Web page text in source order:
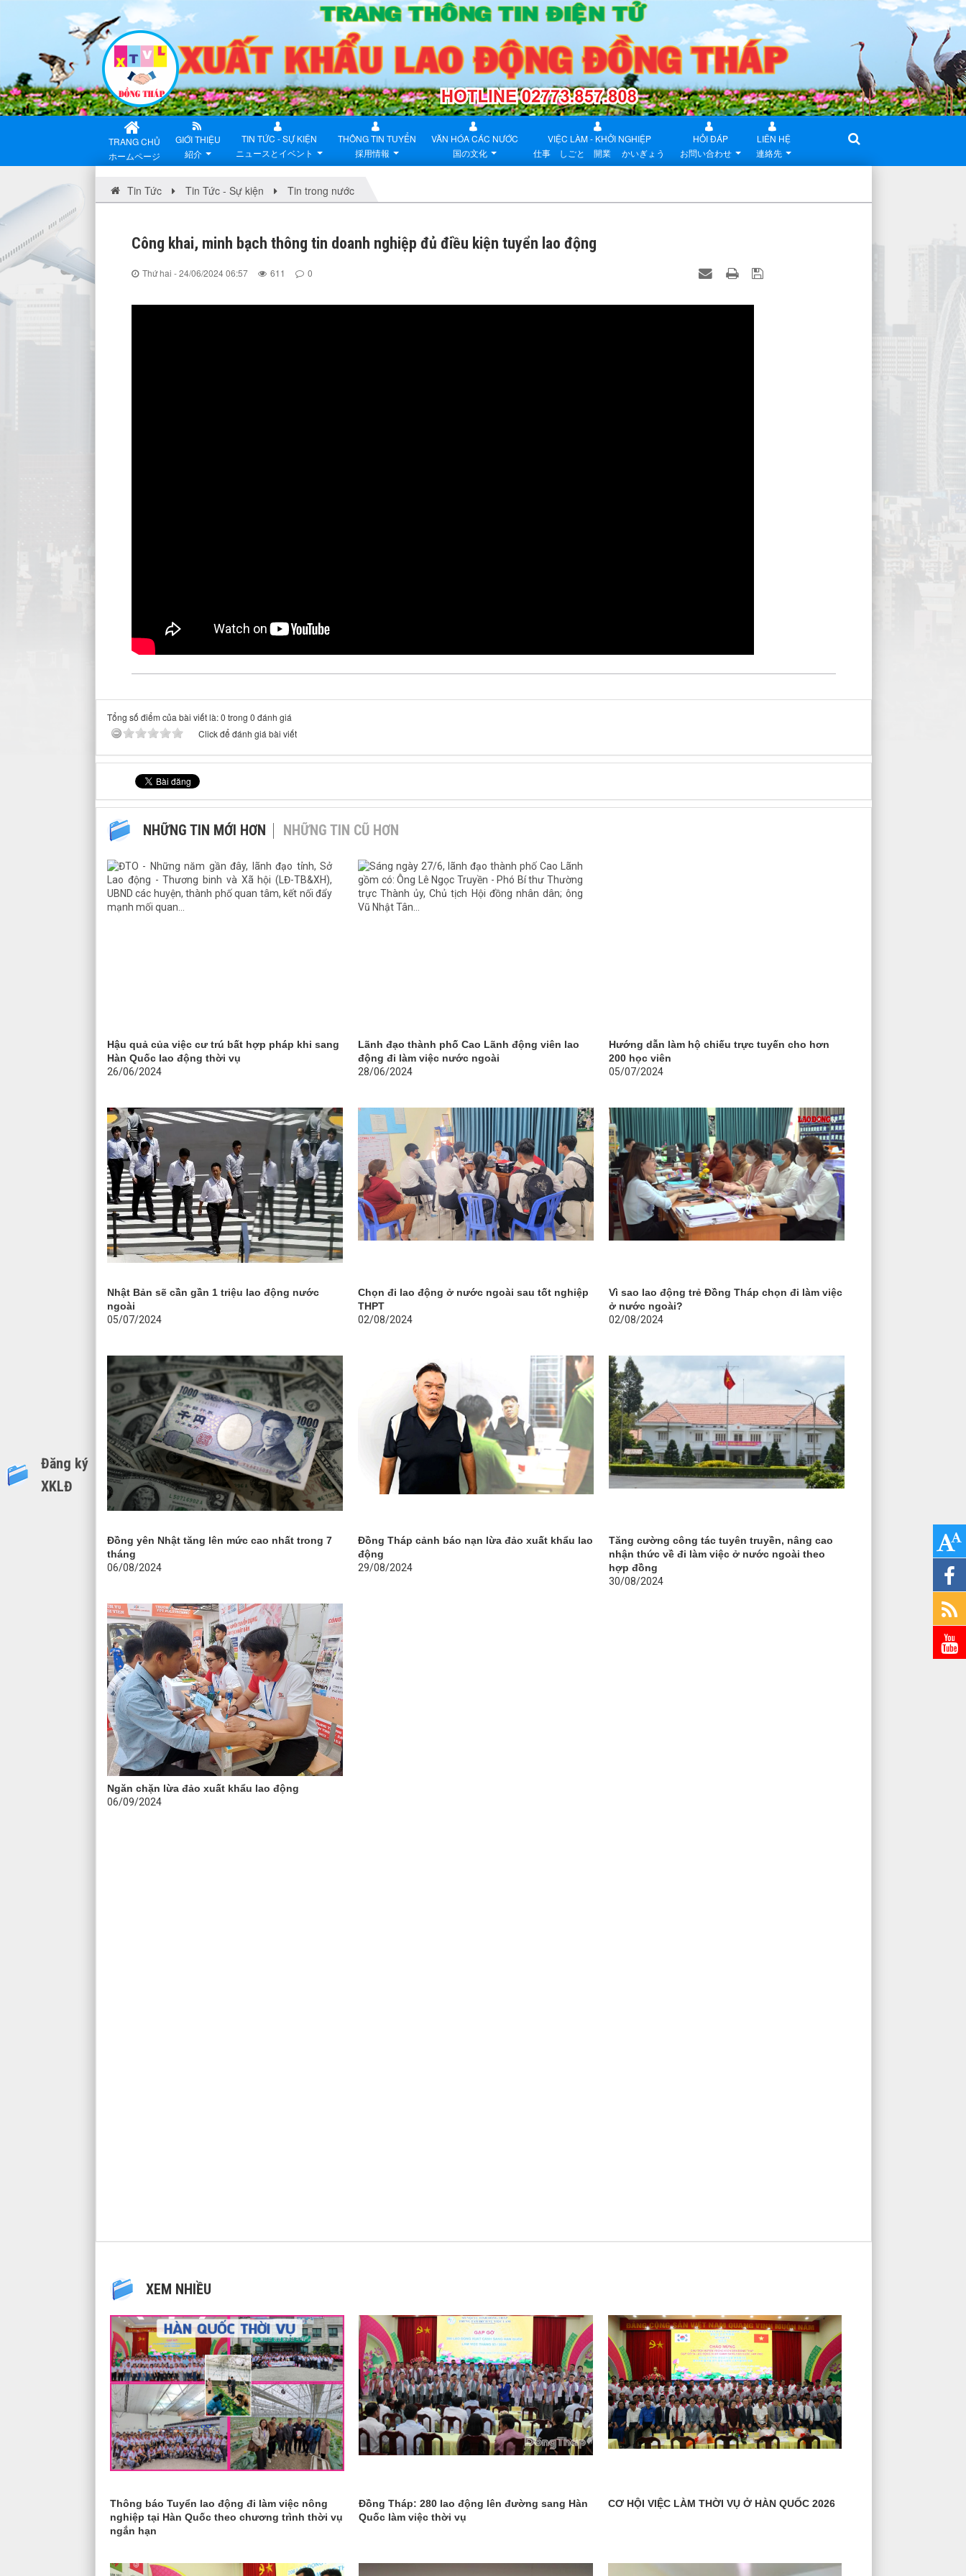
TRANG CHỦ
ホームページ
GIỚI THIỆU
紹介
TIN TỨC - SỰ KIỆN
ニュースとイベント
THÔNG TIN TUYỂN
採用情報
VĂN HÓA CÁC NƯỚC
国の文化
VIỆC LÀM - KHỞI NGHIỆP
仕事 しごと 開業 かいぎょう
HỎI ĐÁP
お問い合わせ
LIÊN HỆ
連絡先
Tin Tức Tin Tức - Sự kiện Tin trong nước
Công khai, minh bạch thông tin doanh nghiệp đủ điều kiện tuyển lao động
Thứ hai - 24/06/2024 06:57 611 0
Tổng số điểm của bài viết là: 0 trong 0 đánh giá
Click để đánh giá bài viết
NHỮNG TIN MỚI HƠN NHỮNG TIN CŨ HƠN
Hậu quả của việc cư trú bất hợp pháp khi sang
Hàn Quốc lao động thời vụ
26/06/2024
Lãnh đạo thành phố Cao Lãnh động viên lao
động đi làm việc nước ngoài
28/06/2024
Hướng dẫn làm hộ chiếu trực tuyến cho hơn
200 học viên
05/07/2024
Nhật Bản sẽ cần gần 1 triệu lao động nước
ngoài
05/07/2024
Chọn đi lao động ở nước ngoài sau tốt nghiệp
THPT
02/08/2024
Vì sao lao động trẻ Đồng Tháp chọn đi làm việc
ở nước ngoài?
02/08/2024
Đồng yên Nhật tăng lên mức cao nhất trong 7
tháng
06/08/2024
Đồng Tháp cảnh báo nạn lừa đảo xuất khẩu lao
động
29/08/2024
Tăng cường công tác tuyên truyền, nâng cao
nhận thức về đi làm việc ở nước ngoài theo
hợp đồng
30/08/2024
Ngăn chặn lừa đảo xuất khẩu lao động
06/09/2024
XEM NHIỀU
Thông báo Tuyển lao động đi làm việc nông
nghiệp tại Hàn Quốc theo chương trình thời vụ
ngắn hạn
Đồng Tháp: 280 lao động lên đường sang Hàn
Quốc làm việc thời vụ
CƠ HỘI VIỆC LÀM THỜI VỤ Ở HÀN QUỐC 2026
Đăng ký
XKLĐ